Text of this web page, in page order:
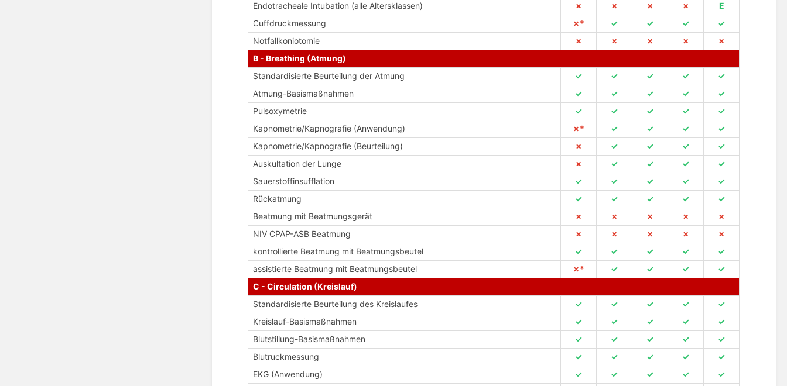
Endotracheale Intubation (alle Altersklassen)
✗ ✗ ✗ ✗
E
Cuffdruckmessung
✗* ✓ ✓ ✓
✓
Notfallkoniotomie
✗ ✗ ✗ ✗
✗
B - Breathing (Atmung)
Standardisierte Beurteilung der Atmung
✓ ✓ ✓ ✓
✓
Atmung-Basismaßnahmen
✓ ✓ ✓ ✓
✓
Pulsoxymetrie
✓ ✓ ✓ ✓
✓
Kapnometrie/Kapnografie (Anwendung)
✗* ✓ ✓ ✓
✓
Kapnometrie/Kapnografie (Beurteilung)
✗ ✓ ✓ ✓
✓
Auskultation der Lunge
✗ ✓ ✓ ✓
✓
Sauerstoffinsufflation
✓ ✓ ✓ ✓
✓
Rückatmung
✓ ✓ ✓ ✓
✓
Beatmung mit Beatmungsgerät
✗ ✗ ✗ ✗
✗
NIV CPAP-ASB Beatmung
✗ ✗ ✗ ✗
✗
kontrollierte Beatmung mit Beatmungsbeutel
✓ ✓ ✓ ✓
✓
assistierte Beatmung mit Beatmungsbeutel
✗* ✓ ✓ ✓
✓
C - Circulation (Kreislauf)
Standardisierte Beurteilung des Kreislaufes
✓ ✓ ✓ ✓
✓
Kreislauf-Basismaßnahmen
✓ ✓ ✓ ✓
✓
Blutstillung-Basismaßnahmen
✓ ✓ ✓ ✓
✓
Blutruckmessung
✓ ✓ ✓ ✓
✓
EKG (Anwendung)
✓ ✓ ✓ ✓
✓